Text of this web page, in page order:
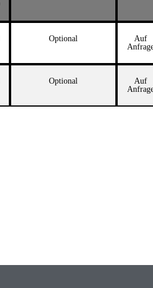
Optional
Auf
Optional
Auf